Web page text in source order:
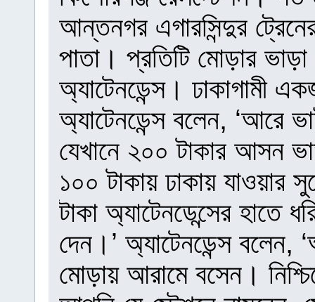
আন্তনগর এগারসিন্দুর
পাতা। প্রতিটি মোড়ার
অ্যাটেনডেন্স। ঢাকাগামী
অ্যাটেনডেন্স বলেন, ‘আরে
যেখানে ২০০ টাকার আসন
১০০ টাকায় ঢাকায় যাওয়ার
টাকা অ্যাটেনডেন্সের হাতে
দেন।’ অ্যাটেনডেন্স বলেন,
মোড়ায় আরামে বসেন।